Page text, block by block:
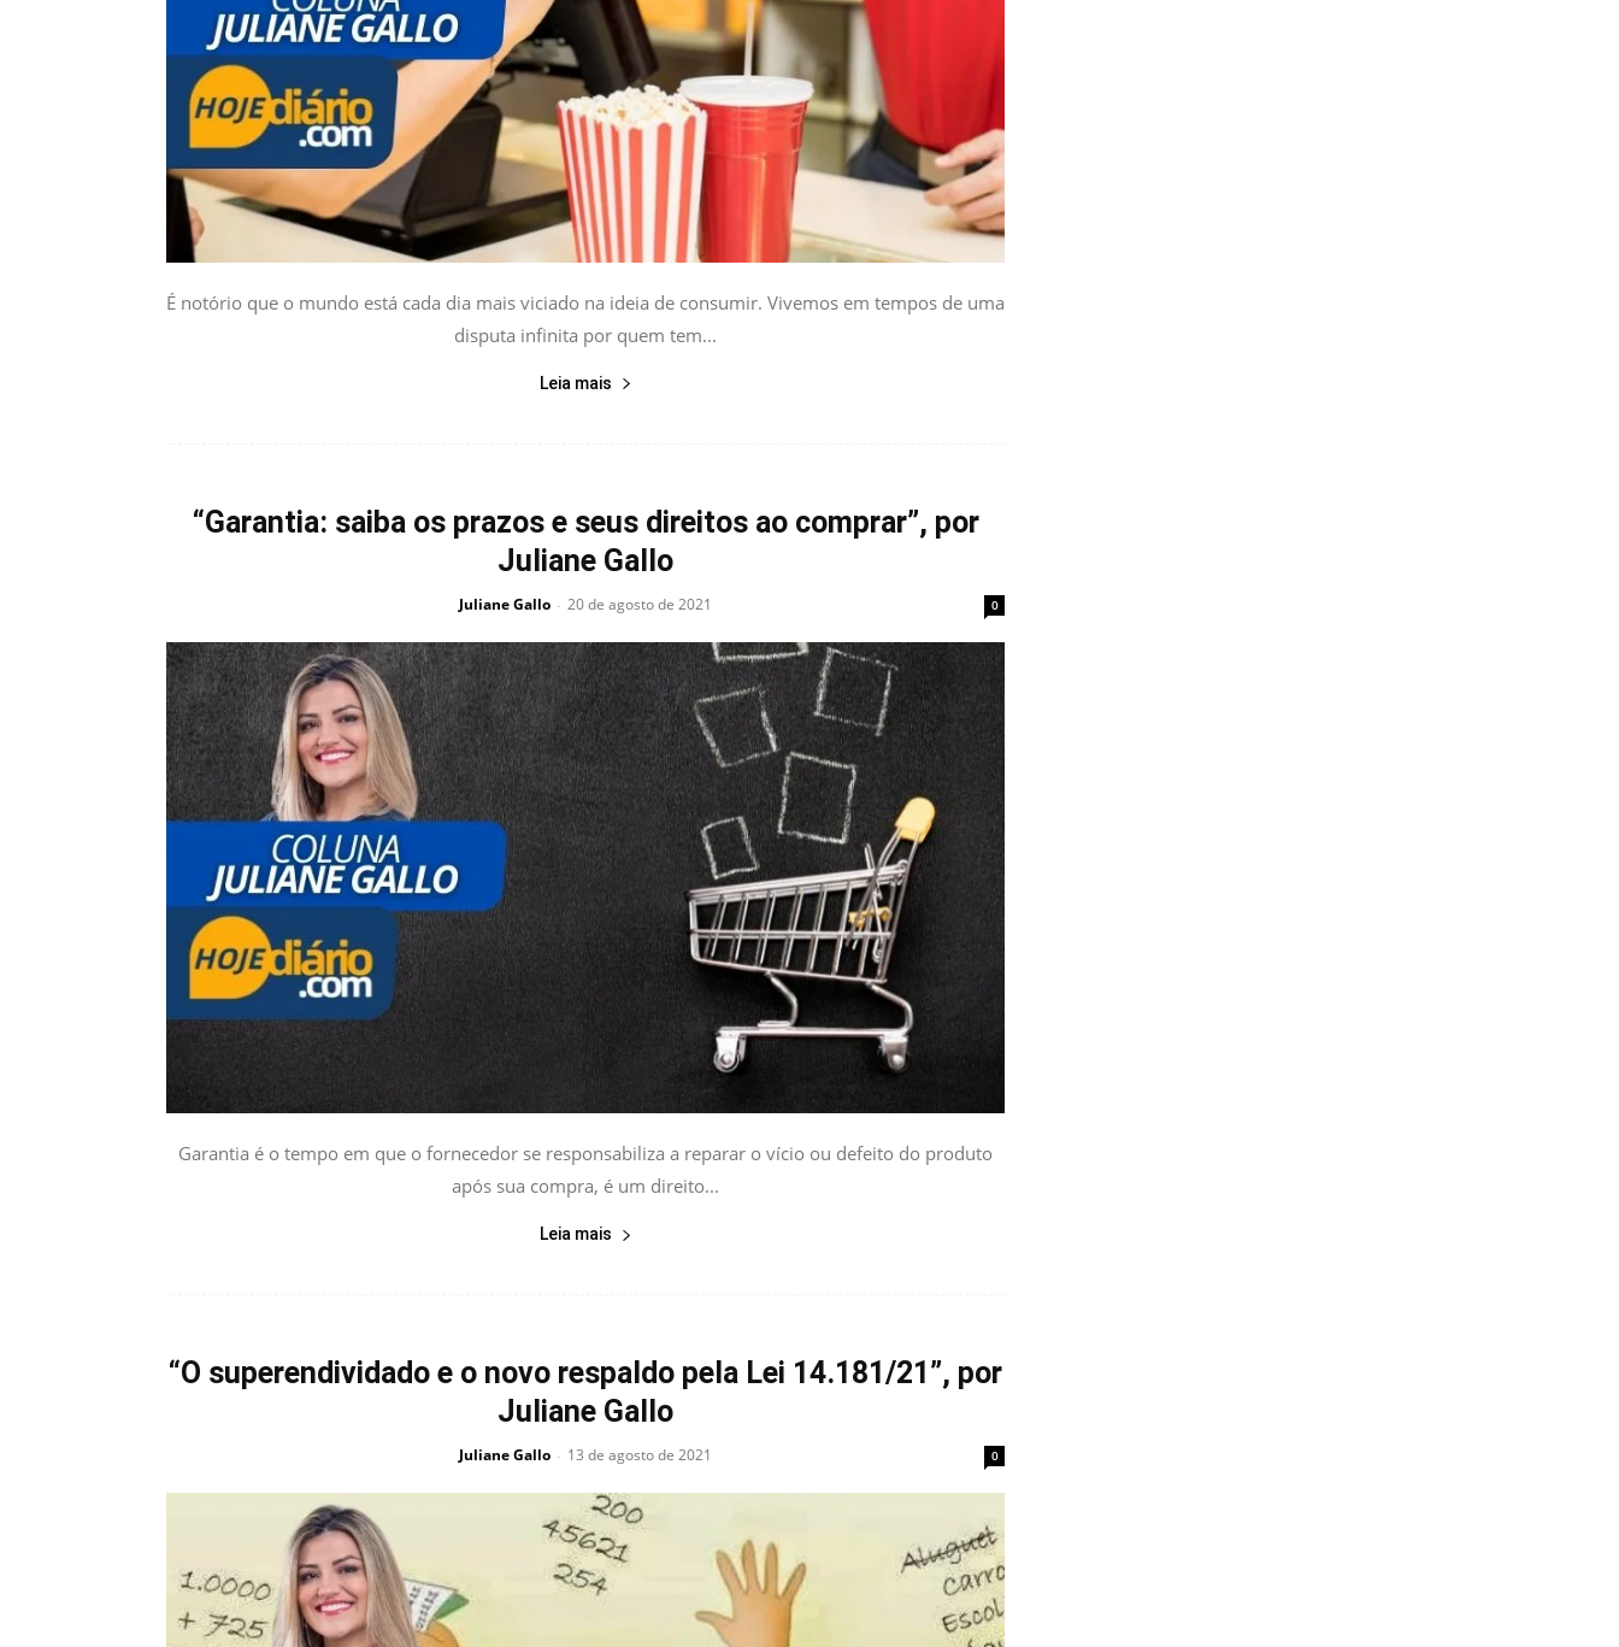
É notório que o mundo está cada dia mais viciado na ideia de consumir. Vivemos em tempos de uma
disputa infinita por quem tem...
Leia mais
“Garantia: saiba os prazos e seus direitos ao comprar”, por
Juliane Gallo
Juliane Gallo - 20 de agosto de 2021 0
Garantia é o tempo em que o fornecedor se responsabiliza a reparar o vício ou defeito do produto
após sua compra, é um direito...
Leia mais
“O superendividado e o novo respaldo pela Lei 14.181/21”, por
Juliane Gallo
Juliane Gallo - 13 de agosto de 2021 0